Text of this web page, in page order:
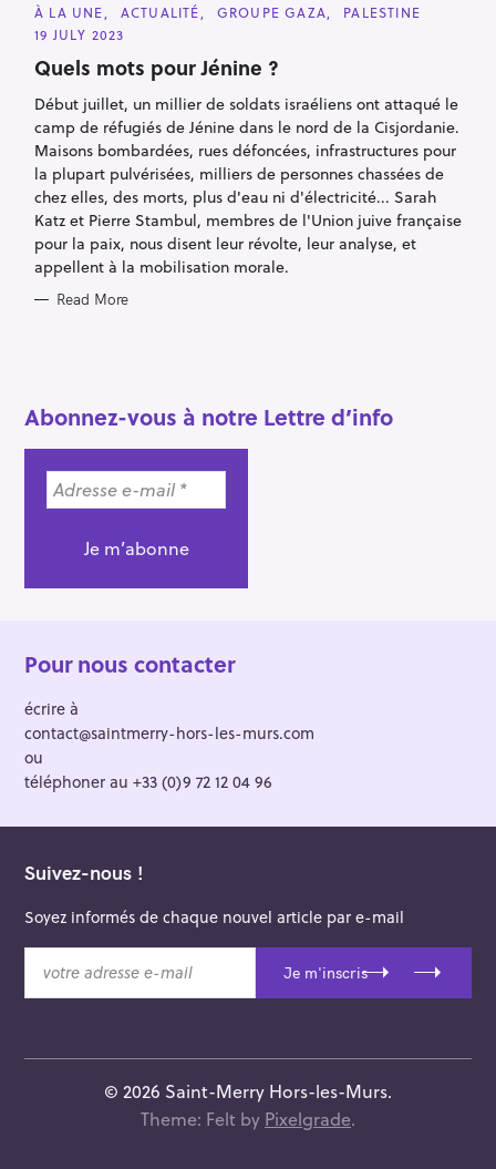
C
T
G
R
I
E
S
À LA UNE ACTUALITÉ GROUPE GAZA
PALESTINE
19 JULY 2023
Quels mots pour Jénine ?
Début juillet, un millier de soldats israéliens ont attaqué le
camp de réfugiés de Jénine dans le nord de la Cisjordanie.
Maisons bombardées, rues défoncées, infrastructures pour
la plupart pulvérisées, milliers de personnes chassées de
chez elles, des morts, plus d'eau ni d'électricité... Sarah
Katz et Pierre Stambul, membres de l'Union juive française
pour la paix, nous disent leur révolte, leur analyse, et
appellent à la mobilisation morale.
Read More
Abonnez-vous à notre Lettre d’info
Pour nous contacter
écrire à
contact@saintmerry-hors-les-murs.com
ou
téléphoner au +33 (0)9 72 12 04 96
Suivez-nous !
Soyez informés de chaque nouvel article par e-mail
t
e
Je m'inscris
© 2026 Saint-Merry Hors-les-Murs.
Theme: Felt by Pixelgrade.